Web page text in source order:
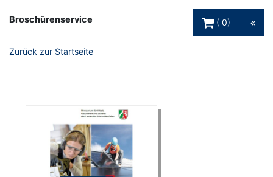
Broschürenservice
0
Zurück zur Startseite